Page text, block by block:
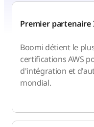
Premier partenaire
Boomi détient le
certifications AWS
d'intégration et
mondial.